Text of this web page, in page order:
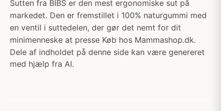
Sutten fra BIBS er den mest ergonomiske sut på
markedet. Den er fremstillet i 100% naturgummi med
en ventil i suttedelen, der gør det nemt for dit
minimenneske at presse Køb hos Mammashop.dk.
Dele af indholdet på denne side kan være genereret
med hjælp fra AI.